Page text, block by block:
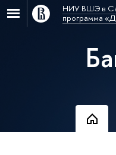
НИУ ВШЭ в
программа